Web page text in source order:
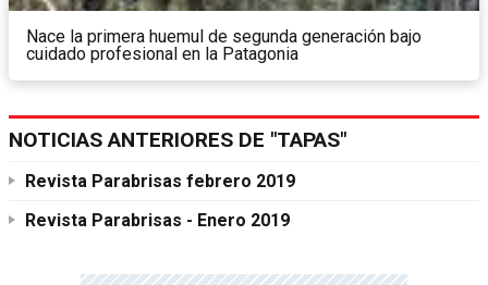
Nace la primera huemul de segunda generación bajo
cuidado profesional en la Patagonia
NOTICIAS ANTERIORES DE "TAPAS"
Revista Parabrisas febrero 2019
Revista Parabrisas - Enero 2019